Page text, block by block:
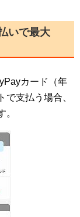
いで最大
カード（年
支払う場合、
。